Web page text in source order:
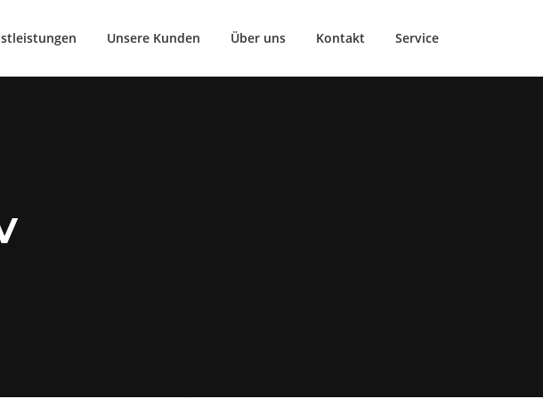
Unsere Kunden Über uns Kontakt Service